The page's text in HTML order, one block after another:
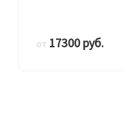
от 17300 руб.